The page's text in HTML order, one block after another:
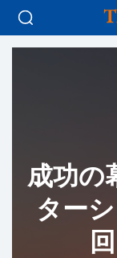
成功の
ター